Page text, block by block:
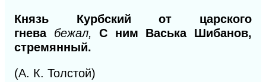
Князь Курбский от царского
гнева бежал,С ним Васька Шибанов,
стремянный.
(А. К. Толстой)